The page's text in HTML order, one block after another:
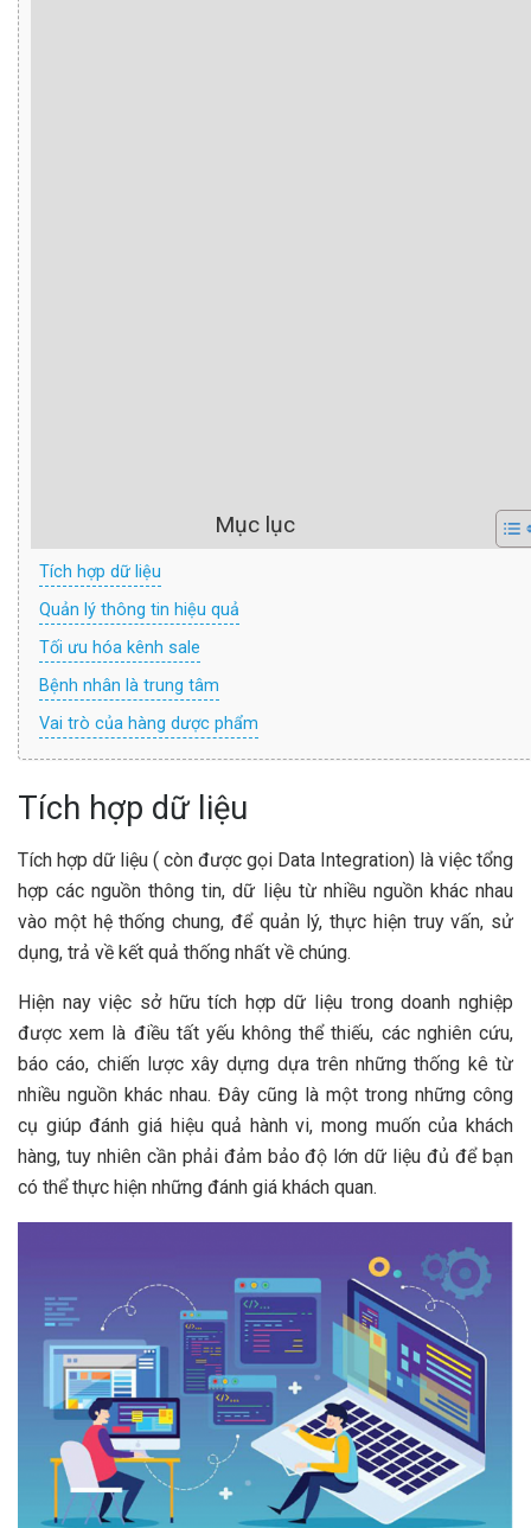
Mục lục
Tích hợp dữ liệu
Quản lý thông tin hiệu quả
Tối ưu hóa kênh sale
Bệnh nhân là trung tâm
Vai trò của hàng dược phẩm
Tích hợp dữ liệu
Tích hợp dữ liệu ( còn được gọi Data Integration) là việc tổng
hợp các nguồn thông tin, dữ liệu từ nhiều nguồn khác nhau
vào một hệ thống chung, để quản lý, thực hiện truy vấn, sử
dụng, trả về kết quả thống nhất về chúng.
Hiện nay việc sở hữu tích hợp dữ liệu trong doanh nghiệp
được xem là điều tất yếu không thể thiếu, các nghiên cứu,
báo cáo, chiến lược xây dựng dựa trên những thống kê từ
nhiều nguồn khác nhau. Đây cũng là một trong những công
cụ giúp đánh giá hiệu quả hành vi, mong muốn của khách
hàng, tuy nhiên cần phải đảm bảo độ lớn dữ liệu đủ để bạn
có thể thực hiện những đánh giá khách quan.